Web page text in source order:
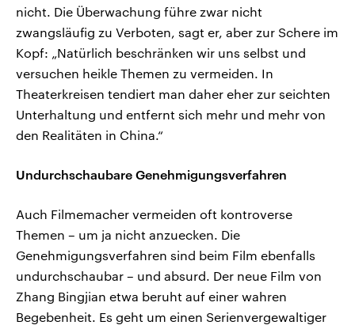
nicht. Die Überwachung führe zwar nicht
zwangsläufig zu Verboten, sagt er, aber zur Schere im
Kopf: „Natürlich beschränken wir uns selbst und
versuchen heikle Themen zu vermeiden. In
Theaterkreisen tendiert man daher eher zur seichten
Unterhaltung und entfernt sich mehr und mehr von
den Realitäten in China.“
Undurchschaubare Genehmigungsverfahren
Auch Filmemacher vermeiden oft kontroverse
Themen – um ja nicht anzuecken. Die
Genehmigungsverfahren sind beim Film ebenfalls
undurchschaubar – und absurd. Der neue Film von
Zhang Bingjian etwa beruht auf einer wahren
Begebenheit. Es geht um einen Serienvergewaltiger